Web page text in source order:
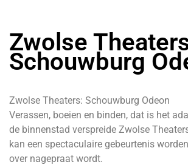
Zwolse
Schouwburg
Zwolse Theaters: Schouwburg Odeon
Verassen, boeien en binden, dat is het
de binnenstad verspreide Zwolse
kan een spectaculaire gebeurtenis
over nagepraat wordt.